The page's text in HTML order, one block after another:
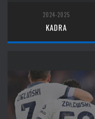
2024-2025
KADRA